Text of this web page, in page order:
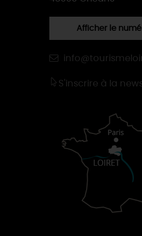
Afficher le
S'inscrire à la